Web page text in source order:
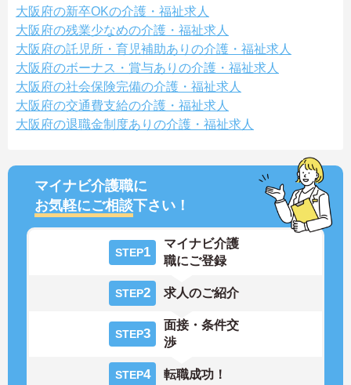
大阪府の新卒OKの介護・福祉求人
大阪府の残業少なめの介護・福祉求人
大阪府の託児所・育児補助ありの介護・福祉求人
大阪府のボーナス・賞与ありの介護・福祉求人
大阪府の社会保険完備の介護・福祉求人
大阪府の交通費支給の介護・福祉求人
大阪府の退職金制度ありの介護・福祉求人
マイナビ介護職に
お気軽にご相談下さい！
STEP1
マイナビ介護
職にご登録
STEP2 求人のご紹介
STEP3
面接・条件交
渉
STEP4 転職成功！